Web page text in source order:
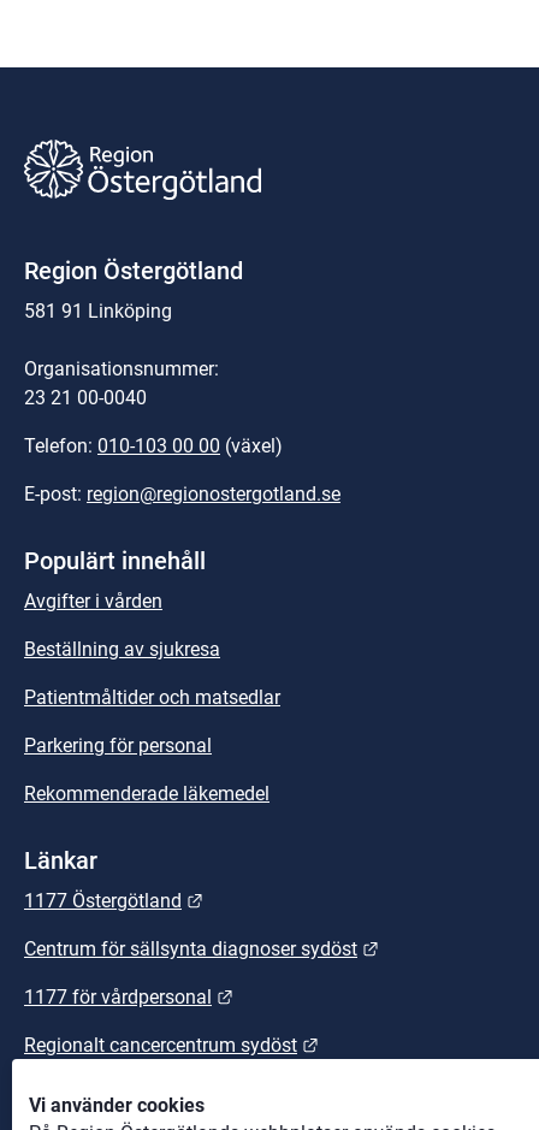
Vi använder cookies
Region Östergötland
581 91 Linköping
Organisationsnummer:
23 21 00-0040
Telefon: 010-103 00 00 (växel)
E-post: region@regionostergotland.se
Populärt innehåll
Avgifter i vården
Beställning av sjukresa
Patientmåltider och matsedlar
Parkering för personal
Rekommenderade läkemedel
Länkar
1177 Östergötland
Centrum för sällsynta diagnoser sydöst
1177 för vårdpersonal
Regionalt cancercentrum sydöst
Sydöstra sjukvårdsregionen